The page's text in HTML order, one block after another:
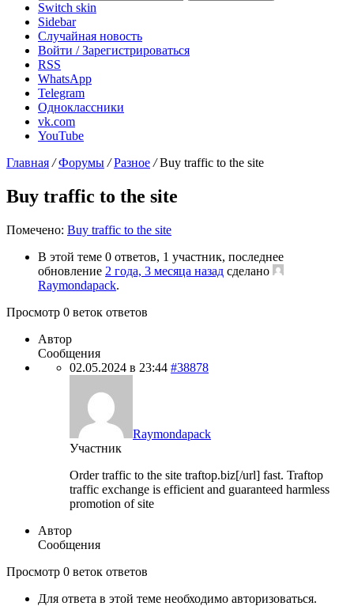
Switch skin
Sidebar
Случайная новость
Войти / Зарегистрироваться
RSS
WhatsApp
Telegram
Одноклассники
vk.com
YouTube
Главная / Форумы / Разное / Buy traffic to the site
Buy traffic to the site
Помечено: Buy traffic to the site
В этой теме 0 ответов, 1 участник, последнее
обновление 2 года, 3 месяца назад сделано
Raymondapack.
Просмотр 0 веток ответов
Автор
Сообщения
02.05.2024 в 23:44 #38878
Raymondapack
Участник
Order traffic to the site traftop.biz[/url] fast. Traftop
traffic exchange is efficient and guaranteed harmless
promotion of site
Автор
Сообщения
Просмотр 0 веток ответов
Для ответа в этой теме необходимо авторизоваться.